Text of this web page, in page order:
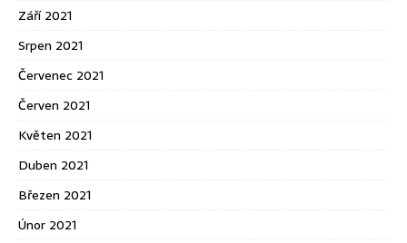
Září 2021
Srpen 2021
Červenec 2021
Červen 2021
Květen 2021
Duben 2021
Březen 2021
Únor 2021